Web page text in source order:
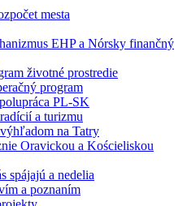
mesta
EHP a Nórsky finančný
životné prostredie
program
PL-SK
a turizmu
na Tatry
Oravickou a Kościeliskou
spájajú a nedelia
a poznaním